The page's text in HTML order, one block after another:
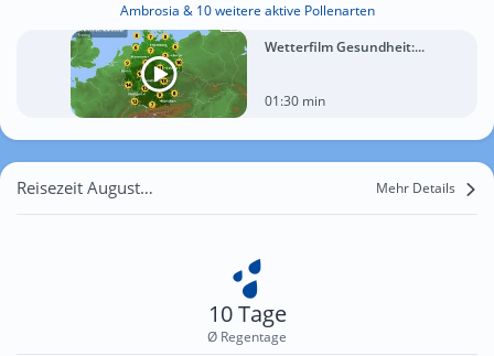
Ambrosia & 10 weitere aktive Pollenarten
Wetterfilm Gesundheit:...
01:30 min
Reisezeit August für Zetzscha Mehr Details
10 Tage
Ø Regentage